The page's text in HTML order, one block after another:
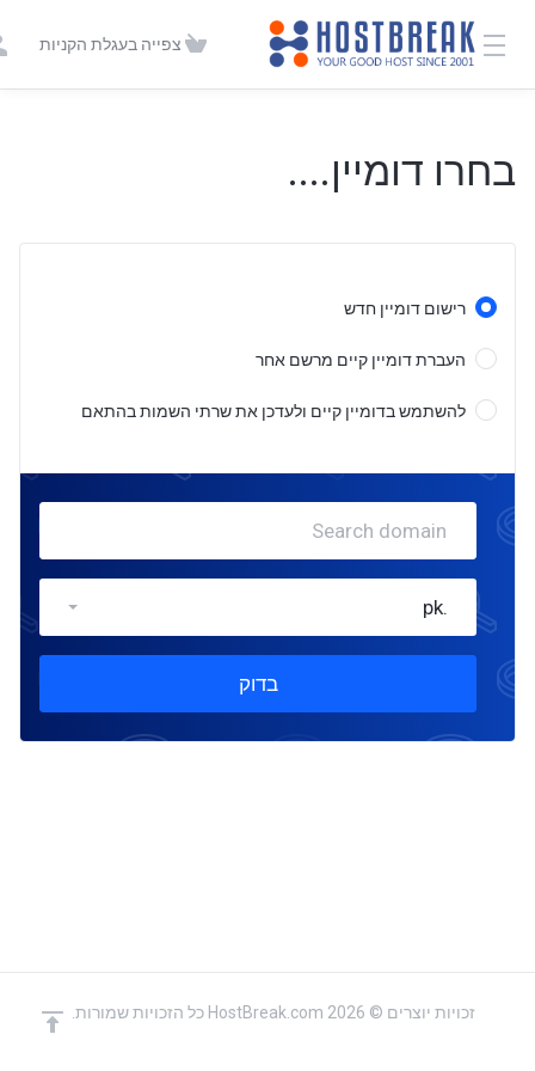
צפייה בעגלת הקניות
בחרו דומיין....
רישום דומיין חדש
העברת דומיין קיים מרשם אחר
להשתמש בדומיין קיים ולעדכן את שרתי השמות בהתאם
.pk
בדוק
המשך
זכויות יוצרים © 2026 HostBreak.com כל הזכויות שמורות.